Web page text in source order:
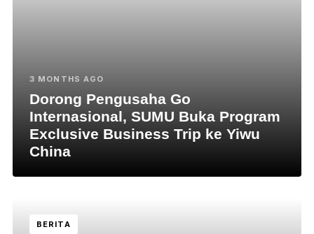
3 MONTHS AGO
Dorong Pengusaha Go
Internasional, SUMU Buka Program
Exclusive Business Trip ke Yiwu
China
BERITA